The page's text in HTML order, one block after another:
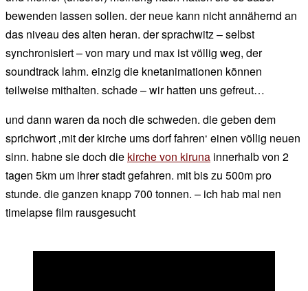
bewenden lassen sollen. der neue kann nicht annähernd an
das niveau des alten heran. der sprachwitz – selbst
synchronisiert – von mary und max ist völlig weg, der
soundtrack lahm. einzig die knetanimationen können
teilweise mithalten. schade – wir hatten uns gefreut…
und dann waren da noch die schweden. die geben dem
sprichwort ‚mit der kirche ums dorf fahren‘ einen völlig neuen
sinn. habne sie doch die kirche von kiruna innerhalb von 2
tagen 5km um ihrer stadt gefahren. mit bis zu 500m pro
stunde. die ganzen knapp 700 tonnen. – ich hab mal nen
timelapse film rausgesucht